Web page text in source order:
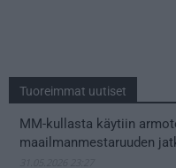
Tuoreimmat uutiset
MM-kullasta käytiin
maailmanmestaruuden